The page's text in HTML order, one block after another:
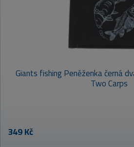
Giants fishing Peněženka černá
Two Carps
349 Kč